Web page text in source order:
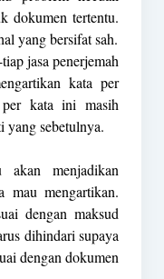
dokumen tertentu.
yang bersifat sah.
jasa penerjemah
kata per
kata ini masih
yang sebetulnya.
menjadikan
mau mengartikan.
dengan maksud
dihindari supaya
dengan dokumen